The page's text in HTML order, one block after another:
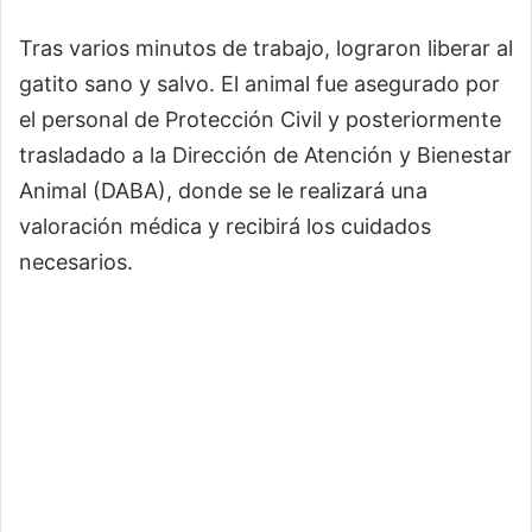
Tras varios minutos de trabajo, lograron liberar al
gatito sano y salvo. El animal fue asegurado por
el personal de Protección Civil y posteriormente
trasladado a la Dirección de Atención y Bienestar
Animal (DABA), donde se le realizará una
valoración médica y recibirá los cuidados
necesarios.